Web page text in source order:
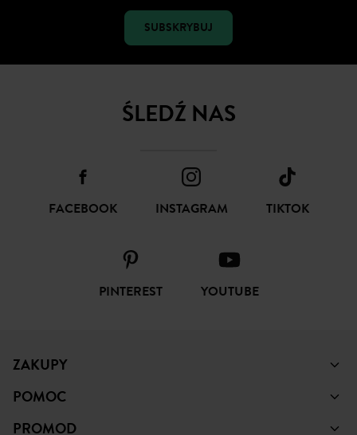
SUBSKRYBUJ
ŚLEDŹ NAS
FACEBOOK INSTAGRAM TIKTOK
PINTEREST YOUTUBE
ZAKUPY
POMOC
PROMOD